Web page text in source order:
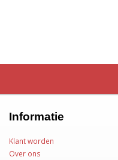
Informatie
Klant worden
Over ons